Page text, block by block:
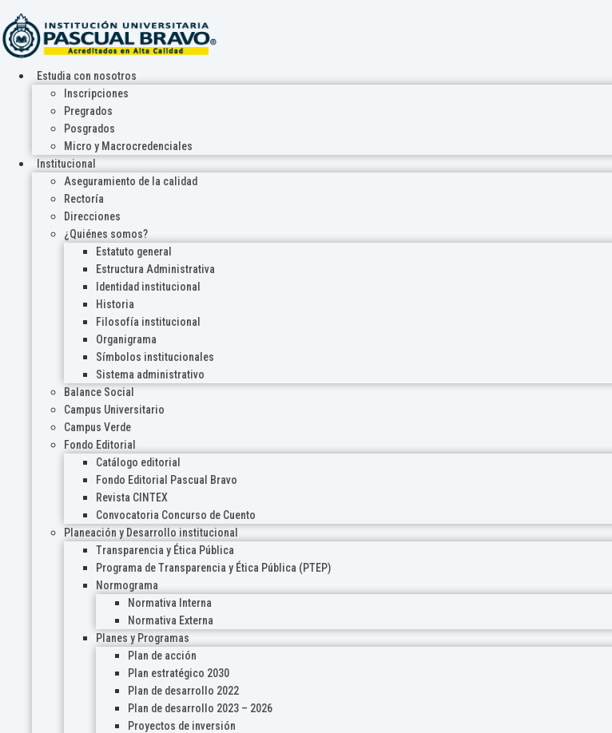
Estudia con nosotros
Inscripciones
Pregrados
Posgrados
Micro y Macrocredenciales
Institucional
Aseguramiento de la calidad
Rectoría
Direcciones
¿Quiénes somos?
Estatuto general
Estructura Administrativa
Identidad institucional
Historia
Filosofía institucional
Organigrama
Símbolos institucionales
Sistema administrativo
Balance Social
Campus Universitario
Campus Verde
Fondo Editorial
Catálogo editorial
Fondo Editorial Pascual Bravo
Revista CINTEX
Convocatoria Concurso de Cuento
Planeación y Desarrollo institucional
Transparencia y Ética Pública
Programa de Transparencia y Ética Pública (PTEP)
Normograma
Normativa Interna
Normativa Externa
Planes y Programas
Plan de acción
Plan estratégico 2030
Plan de desarrollo 2022
Plan de desarrollo 2023 – 2026
Proyectos de inversión